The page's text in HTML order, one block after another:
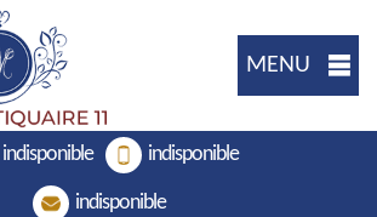
MENU
indisponible indisponible
indisponible